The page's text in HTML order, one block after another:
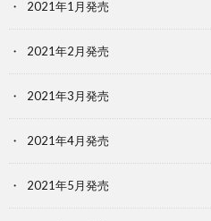
2021年1月発売
2021年2月発売
2021年3月発売
2021年4月発売
2021年5月発売